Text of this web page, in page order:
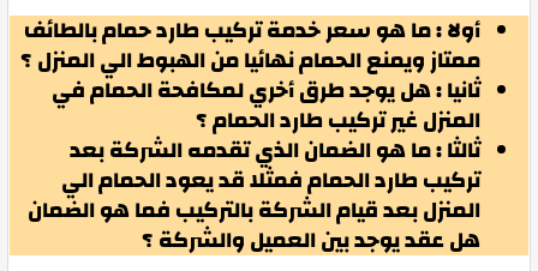
أولا : ما هو سعر خدمة تركيب طارد حمام بالطائف
ممتاز ويمنع الحمام نهائيا من الهبوط الي المنزل ؟
ثانيا : هل يوجد طرق أخري لمكافحة الحمام في
المنزل غير تركيب طارد الحمام ؟
ثالثا : ما هو الضمان الذي تقدمه الشركة بعد
تركيب طارد الحمام فمثلا قد يعود الحمام الي
المنزل بعد قيام الشركة بالتركيب فما هو الضمان
هل عقد يوجد بين العميل والشركة ؟